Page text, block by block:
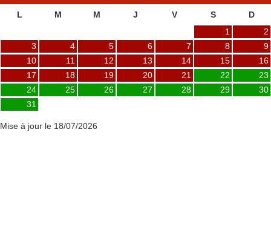
L M M J V S
D
1
2
3
4 5 6 7 8
9
10
11 12 13 14 15
16
17
18 19 20 21 22
23
24
25 26 27 28 29
30
31
Mise à jour le 18/07/2026